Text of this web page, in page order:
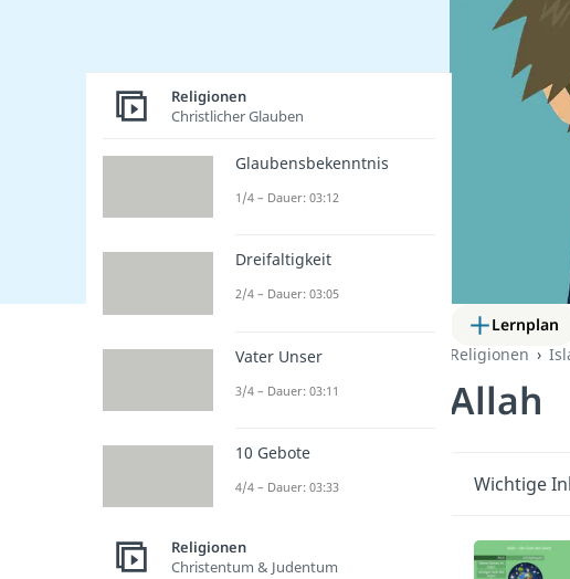
Lernplan
Religionen
Allah
Wichtige
Religionen
Christlicher Glauben
Glaubensbekenntnis
1/4 – Dauer: 03:12
Dreifaltigkeit
2/4 – Dauer: 03:05
Vater Unser
3/4 – Dauer: 03:11
10 Gebote
4/4 – Dauer: 03:33
Religionen
Christentum & Judentum